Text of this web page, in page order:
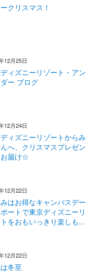
クリスマス！
12月25日
ィズニーリゾート・アン
ー ブログ
12月24日
ィズニーリゾートからみ
へ、クリスマスプレゼン
お届け☆
12月22日
はお得なキャンパスデー
ートで東京ディズニーリ
をおもいっきり楽しも...
12月22日
冬至